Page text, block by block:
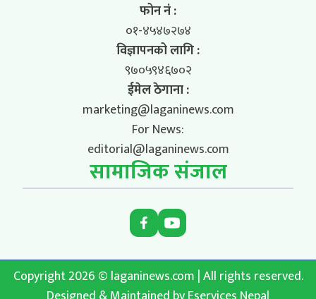
फोन नं :
०१-४५४७२७४
विज्ञापनको लागि :
९७०५९४६७०२
ईमेल ठेगाना :
marketing@laganinews.com
For News:
editorial@laganinews.com
सामाजिक संजाल
Copyright 2026 © laganinews.com | All rights reserved.